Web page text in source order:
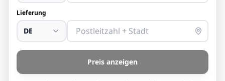
Lieferung
DE
Preis anzeigen